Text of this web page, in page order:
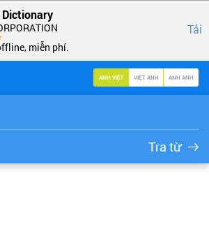
miễn phí.
Tải
ANH VIỆT VIỆT ANH ANH ANH
Tra từ